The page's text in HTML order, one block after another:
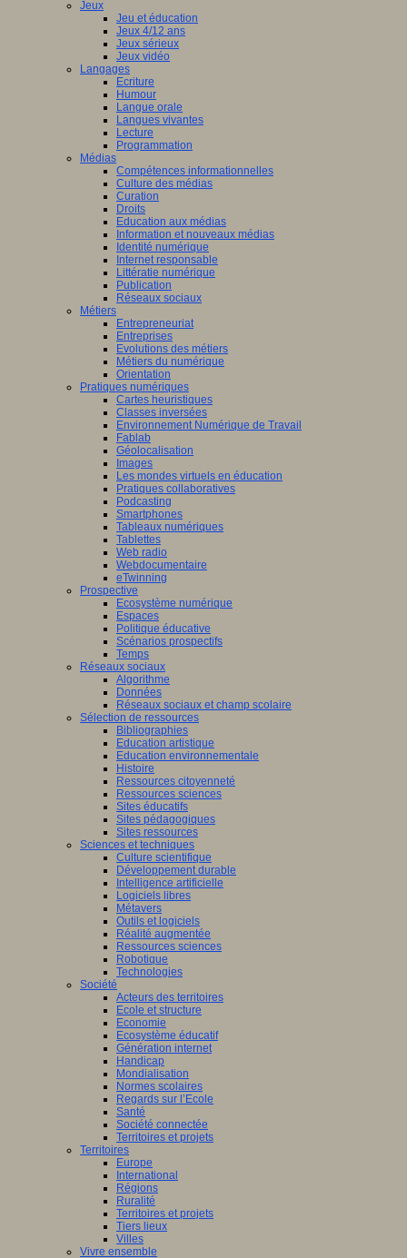
Jeux
Jeu et éducation
Jeux 4/12 ans
Jeux sérieux
Jeux vidéo
Langages
Ecriture
Humour
Langue orale
Langues vivantes
Lecture
Programmation
Médias
Compétences informationnelles
Culture des médias
Curation
Droits
Education aux médias
Information et nouveaux médias
Identité numérique
Internet responsable
Littératie numérique
Publication
Réseaux sociaux
Métiers
Entrepreneuriat
Entreprises
Evolutions des métiers
Métiers du numérique
Orientation
Pratiques numériques
Cartes heuristiques
Classes inversées
Environnement Numérique de Travail
Fablab
Géolocalisation
Images
Les mondes virtuels en éducation
Pratiques collaboratives
Podcasting
Smartphones
Tableaux numériques
Tablettes
Web radio
Webdocumentaire
eTwinning
Prospective
Ecosystème numérique
Espaces
Politique éducative
Scénarios prospectifs
Temps
Réseaux sociaux
Algorithme
Données
Réseaux sociaux et champ scolaire
Sélection de ressources
Bibliographies
Education artistique
Education environnementale
Histoire
Ressources citoyenneté
Ressources sciences
Sites éducatifs
Sites pédagogiques
Sites ressources
Sciences et techniques
Culture scientifique
Développement durable
Intelligence artificielle
Logiciels libres
Métavers
Outils et logiciels
Réalité augmentée
Ressources sciences
Robotique
Technologies
Société
Acteurs des territoires
Ecole et structure
Economie
Ecosystème éducatif
Génération internet
Handicap
Mondialisation
Normes scolaires
Regards sur l’Ecole
Santé
Société connectée
Territoires et projets
Territoires
Europe
International
Régions
Ruralité
Territoires et projets
Tiers lieux
Villes
Vivre ensemble